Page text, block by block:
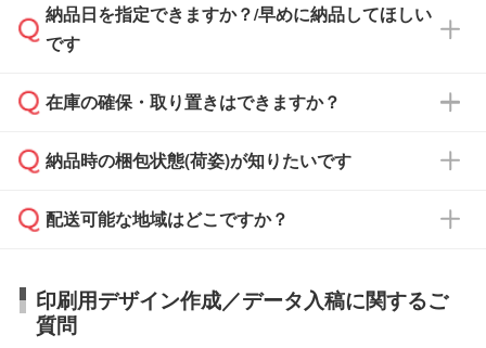
また、卒業・卒園記念品で対策委員会や個人様
校や幼稚園・保育園であれば、同様の条件でご
ご希望の際は担当スタッフまでお気軽にご相談
ください。
ず、通常はPDFデータをメール添付でお送りし
ます。
たは注文フォームの『ご注文に関する備考欄』
・印刷する場合(500個程度)
ご入金、イメージ画像の校了から約2週間～2
ご入金確認後、1～2営業日で出荷いたしま
タッフまでお問い合わせください。
納品日を指定できますか？/早めに納品してほしい
です
ご希望の納期がある場合は、お問い合わせ・お
い。
応が可能かご案内いたします。
す。>>対象商品はこちら
※最短出荷日は商品によって異なります。各商
在庫の確保・取り置きはできますか？
ご入金確認後に在庫を確保し、注文確定のご連
はできかねますので予めご了承ください。
納品時の梱包状態(荷姿)が知りたいです
商品によって異なります。各ページにある商品
す。(白箱、化粧箱、ブリスターパックなど)
【袋入り】 商品がひとつずつ袋に入っていま
配送可能な地域はどこですか？
日本全国へお届けが可能です。なお、海外への
直接納品は行っておりませんので予めご了承く
ださい。
印刷用デザイン作成／データ入稿に関するご
質問